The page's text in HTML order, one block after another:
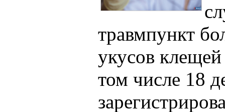
травмпункт
укусов
том числе 18